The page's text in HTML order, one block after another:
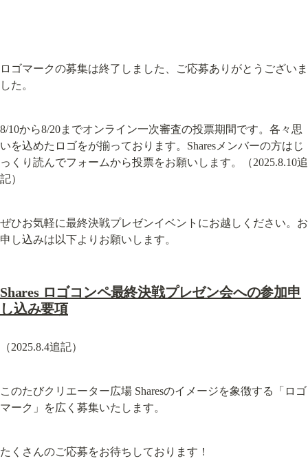
ロゴマークの募集は終了しました、ご応募ありがとうございま
した。
8/10から8/20までオンライン一次審査の投票期間です。各々思
いを込めたロゴをが揃っております。Sharesメンバーの方はじ
っくり読んでフォームから投票をお願いします。（2025.8.10追
記）
ぜひお気軽に最終決戦プレゼンイベントにお越しください。お
申し込みは以下よりお願いします。
Shares ロゴコンペ最終決戦プレゼン会への参加申
し込み要項
（2025.8.4追記）
このたびクリエーター広場 Sharesのイメージを象徴する「ロゴ
マーク」を広く募集いたします。
たくさんのご応募をお待ちしております！